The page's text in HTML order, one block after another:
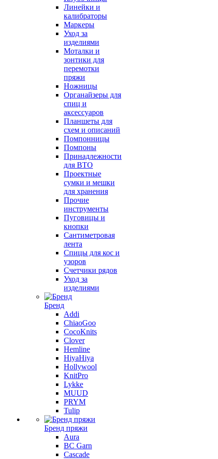
Линейки и
калибраторы
Маркеры
Уход за
изделиями
Моталки и
зонтики для
перемотки
пряжи
Ножницы
Органайзеры для
спиц и
аксессуаров
Планшеты для
схем и описаний
Помпонницы
Помпоны
Принадлежности
для ВТО
Проектные
сумки и мешки
для хранения
Прочие
инструменты
Пуговицы и
кнопки
Сантиметровая
лента
Спицы для кос и
узоров
Счетчики рядов
Уход за
изделиями
Бренд
Addi
ChiaoGoo
CocoKnits
Clover
Hemline
HiyaHiya
Hollywool
KnitPro
Lykke
MUUD
PRYM
Tulip
Бренд пряжи
Aura
BC Garn
Cascade